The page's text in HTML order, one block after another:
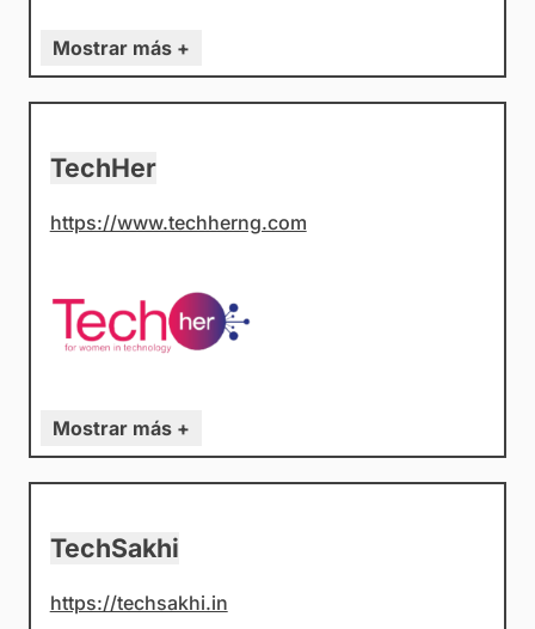
Mostrar más +
TechHer
https://www.techherng.com
Mostrar más +
TechSakhi
https://techsakhi.in